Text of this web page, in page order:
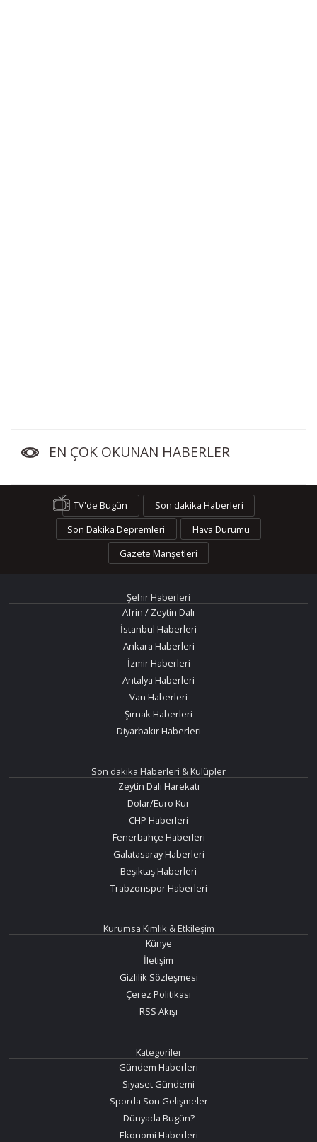
EN ÇOK OKUNAN HABERLER
TV'de Bugün
Son dakika Haberleri
Son Dakika Depremleri
Hava Durumu
Gazete Manşetleri
Şehir Haberleri
Afrin / Zeytin Dalı
İstanbul Haberleri
Ankara Haberleri
İzmir Haberleri
Antalya Haberleri
Van Haberleri
Şırnak Haberleri
Diyarbakır Haberleri
Son dakika Haberleri & Kulüpler
Zeytin Dalı Harekatı
Dolar/Euro Kur
CHP Haberleri
Fenerbahçe Haberleri
Galatasaray Haberleri
Beşiktaş Haberleri
Trabzonspor Haberleri
Kurumsa Kimlik & Etkileşim
Künye
İletişim
Gizlilik Sözleşmesi
Çerez Politikası
RSS Akışı
Kategoriler
Gündem Haberleri
Siyaset Gündemi
Sporda Son Gelişmeler
Dünyada Bugün?
Ekonomi Haberleri